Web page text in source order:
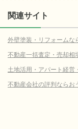
関連サイト
外壁塗装・リフォームな
不動産一括査定・売却相
土地活用・アパート経営
不動産会社の評判ならお